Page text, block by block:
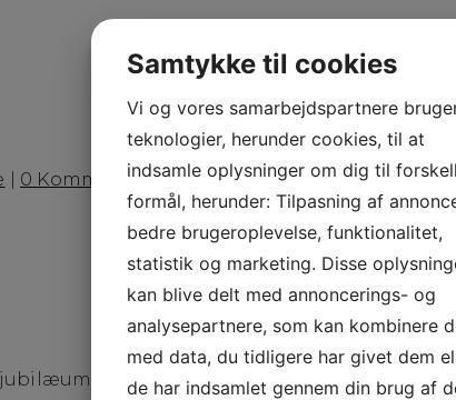
0 Kommentarer
har Tina Schmelling designet en ny
Samtykke til cookies
Vi og vores samarbejdspartnere
teknologier, herunder cookies, til at
indsamle oplysninger om dig til
formål, herunder: Tilpasning af
bedre brugeroplevelse, funktionalitet,
statistik og marketing. Disse
kan blive delt med annoncerings- og
analysepartnere, som kan kombinere
med data, du tidligere har givet dem
de har indsamlet gennem din brug af